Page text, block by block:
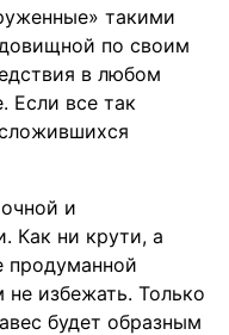
такими
по своим
в любом
Если все так
и
Как ни крути, а
продуманной
избежать. Только
будет образным